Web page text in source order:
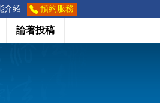
介紹 預約服務
論著投稿